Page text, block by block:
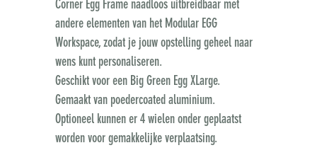
Corner Egg Frame naadloos uitbreidbaar met
andere elementen van het Modular EGG
Workspace, zodat je jouw opstelling geheel naar
wens kunt personaliseren.
Geschikt voor een Big Green Egg XLarge.
Gemaakt van poedercoated aluminium.
Optioneel kunnen er 4 wielen onder geplaatst
worden voor gemakkelijke verplaatsing.